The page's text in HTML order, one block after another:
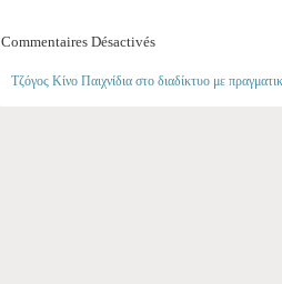
Commentaires Désactivés
Τζόγος Κίνο Παιχνίδια στο διαδίκτυο με